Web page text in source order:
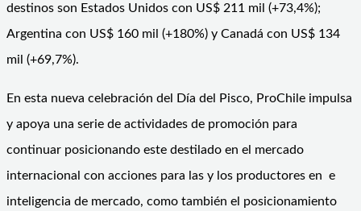
destinos son Estados Unidos con US$ 211 mil (+73,4%);
Argentina con US$ 160 mil (+180%) y Canadá con US$ 134
mil (+69,7%).
En esta nueva celebración del Día del Pisco, ProChile impulsa
y apoya una serie de actividades de promoción para
continuar posicionando este destilado en el mercado
internacional con acciones para las y los productores en e
inteligencia de mercado, como también el posicionamiento